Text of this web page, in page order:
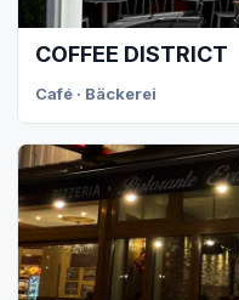
COFFEE DISTRICT
Café · Bäckerei